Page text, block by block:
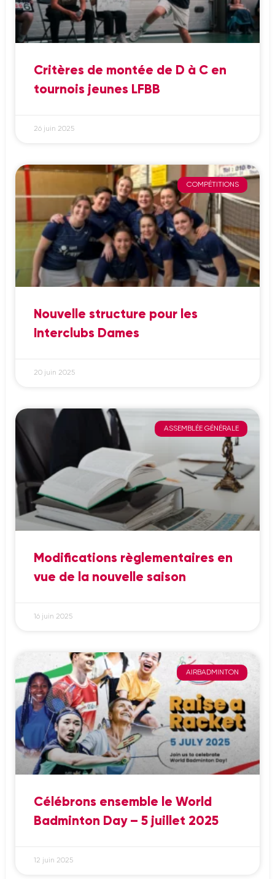
Critères de montée de D à C en
tournois jeunes LFBB
26 juin 2025
COMPÉTITIONS
Nouvelle structure pour les
Interclubs Dames
20 juin 2025
ASSEMBLÉE GÉNÉRALE
Modifications règlementaires en
vue de la nouvelle saison
16 juin 2025
AIRBADMINTON
Célébrons ensemble le World
Badminton Day – 5 juillet 2025
12 juin 2025